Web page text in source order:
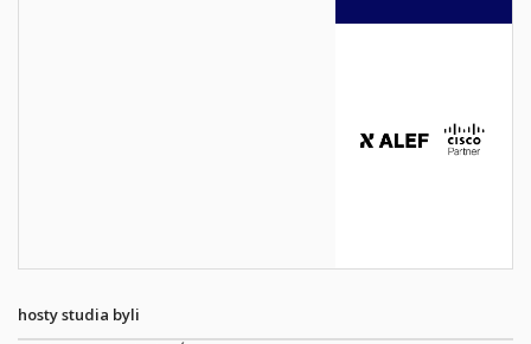
hosty studia byli